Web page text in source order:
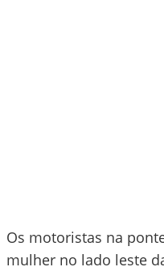
Os motoristas na
mulher no lado leste